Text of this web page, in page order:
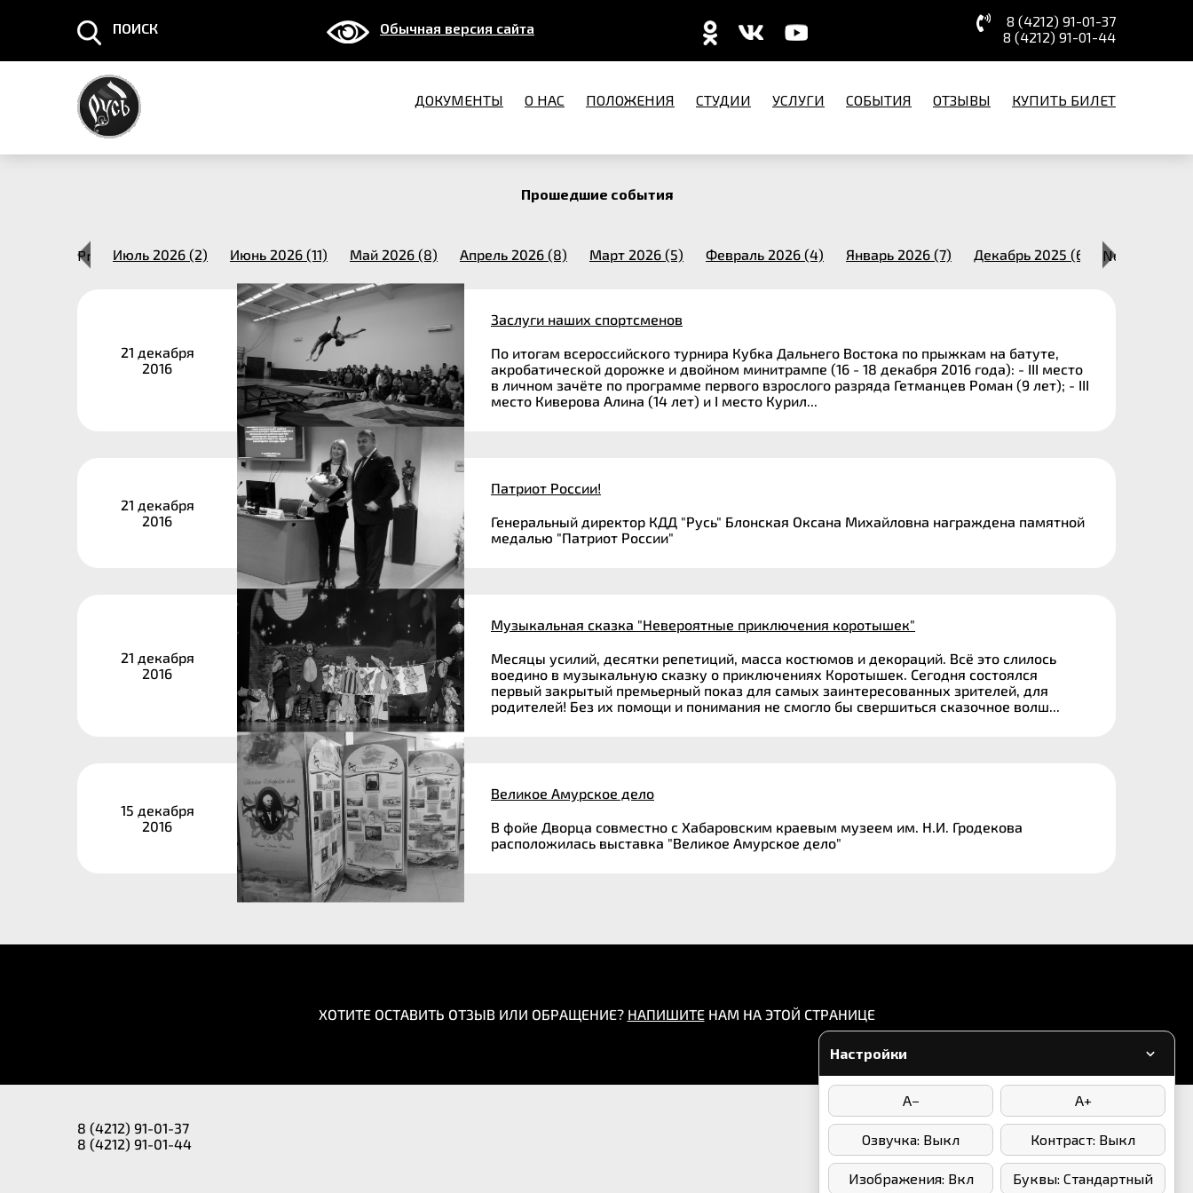
ПОИСК Обычная версия сайта
8 (4212) 91-01-37
8 (4212) 91-01-44
ДОКУМЕНТЫ О НАС ПОЛОЖЕНИЯ СТУДИИ УСЛУГИ СОБЫТИЯ ОТЗЫВЫ КУПИТЬ БИЛЕТ
Прошедшие события
Previous
Март 2014 (1) Июль 2026 (2) Июнь 2026 (11) Май 2026 (8) Апрель 2026 (8) Март 2026 (5) Февраль 2026 (4) Январь 2026 (7) Декабрь 2025 (6) Ноябрь
Next
21 декабря
2016
Заслуги наших спортсменов
По итогам всероссийского турнира Кубка Дальнего Востока по прыжкам на батуте,
акробатической дорожке и двойном минитрампе (16 - 18 декабря 2016 года): - III место
в личном зачёте по программе первого взрослого разряда Гетманцев Роман (9 лет); - III
место Киверова Алина (14 лет) и I место Курил...
21 декабря
2016
Патриот России!
Генеральный директор КДД "Русь" Блонская Оксана Михайловна награждена памятной
медалью "Патриот России"
21 декабря
2016
Музыкальная сказка "Невероятные приключения коротышек"
Месяцы усилий, десятки репетиций, масса костюмов и декораций. Всё это слилось
воедино в музыкальную сказку о приключениях Коротышек. Сегодня состоялся
первый закрытый премьерный показ для самых заинтересованных зрителей, для
родителей! Без их помощи и понимания не смогло бы свершиться сказочное волш...
15 декабря
2016
Великое Амурское дело
В фойе Дворца совместно с Хабаровским краевым музеем им. Н.И. Гродекова
расположилась выставка "Великое Амурское дело"
ХОТИТЕ ОСТАВИТЬ ОТЗЫВ ИЛИ ОБРАЩЕНИЕ? НАПИШИТЕНАМ НА ЭТОЙ СТРАНИЦЕ
8 (4212) 91-01-37
8 (4212) 91-01-44
Написать в WhatsApp
Мы в соцсетях:
Настройки
A− A+
Озвучка: Выкл Контраст: Выкл
Изображения: Вкл Буквы: Стандартный